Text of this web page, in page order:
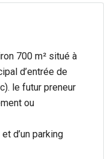
700 m² situé à
d’entrée de
le futur preneur
ou
d’un parking